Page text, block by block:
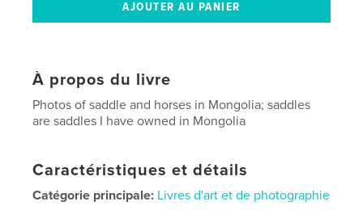
À propos du livre
Photos of saddle and horses in Mongolia; saddles
are saddles I have owned in Mongolia
Caractéristiques et détails
Catégorie principale: Livres d'art et de photographie